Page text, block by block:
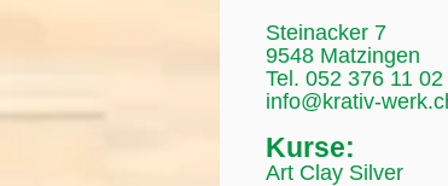
Steinacker 7
9548 Matzingen
Tel. 052 376 11 02
info@krativ-
Kurse:
Art Clay Silver